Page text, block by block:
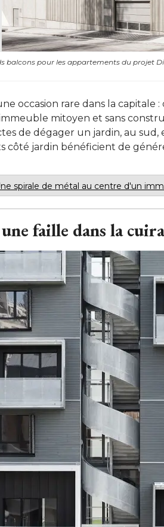
balcons pour les appartements du projet
occasion rare dans la capitale
mitoyen et sans
de dégager un jardin, au sud,
côté jardin bénéficient de
spirale de métal au centre d'un
faille dans la